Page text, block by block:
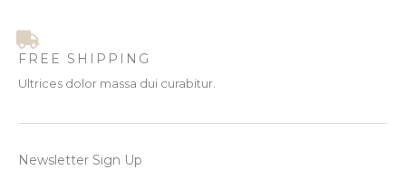
FREE SHIPPING
Ultrices dolor massa dui curabitur.
Newsletter Sign Up